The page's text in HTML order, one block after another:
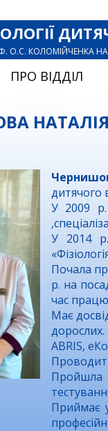
О.С. КОЛОМІЙЧЕНКА
ПРО ВІДДІЛ
дитячого
У 2009 р.
У 2014 р.
Почала
р. на
час
Має
ABRIS,
Пройшла
Приймає